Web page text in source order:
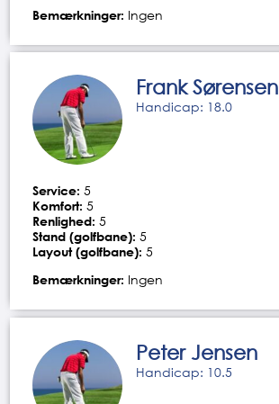
Bemærkninger: Ingen
Frank Sørensen
Handicap: 18.0
Service: 5
Komfort: 5
Renlighed: 5
Stand (golfbane): 5
Layout (golfbane): 5
Bemærkninger: Ingen
Peter Jensen
Handicap: 10.5